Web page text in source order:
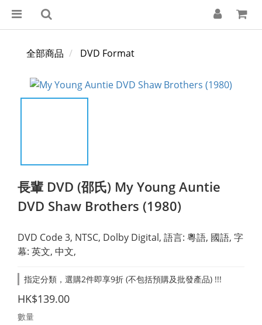
全部商品 DVD Format
長輩 DVD (邵氏) My Young Auntie
DVD Shaw Brothers (1980)
DVD Code 3, NTSC, Dolby Digital, 語言: 粵語, 國語, 字
幕: 英文, 中文,
指定分類，選購2件即享9折 (不包括預購及批發產品) !!!
HK$139.00
數量